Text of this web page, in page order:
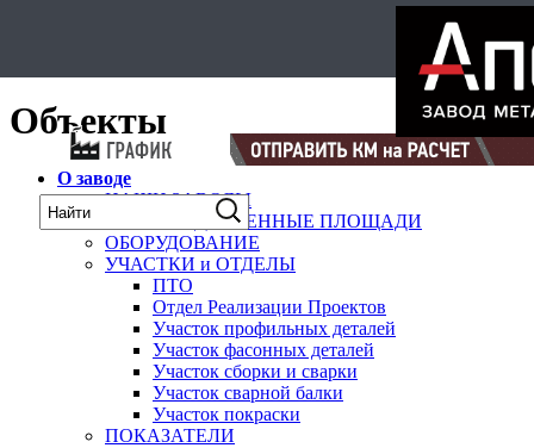
Объекты
О заводе
НАШИ ЗАВОДЫ
ПРОИЗВОДСТВЕННЫЕ ПЛОЩАДИ
ОБОРУДОВАНИЕ
УЧАСТКИ и ОТДЕЛЫ
ПТО
Отдел Реализации Проектов
Участок профильных деталей
Участок фасонных деталей
Участок сборки и сварки
Участок сварной балки
Участок покраски
ПОКАЗАТЕЛИ